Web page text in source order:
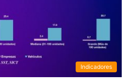
Indicadores